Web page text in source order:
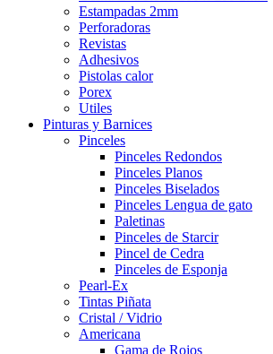
Estampadas 2mm
Perforadoras
Revistas
Adhesivos
Pistolas calor
Porex
Utiles
Pinturas y Barnices
Pinceles
Pinceles Redondos
Pinceles Planos
Pinceles Biselados
Pinceles Lengua de gato
Paletinas
Pinceles de Starcir
Pincel de Cedra
Pinceles de Esponja
Pearl-Ex
Tintas Piñata
Cristal / Vidrio
Americana
Gama de Rojos